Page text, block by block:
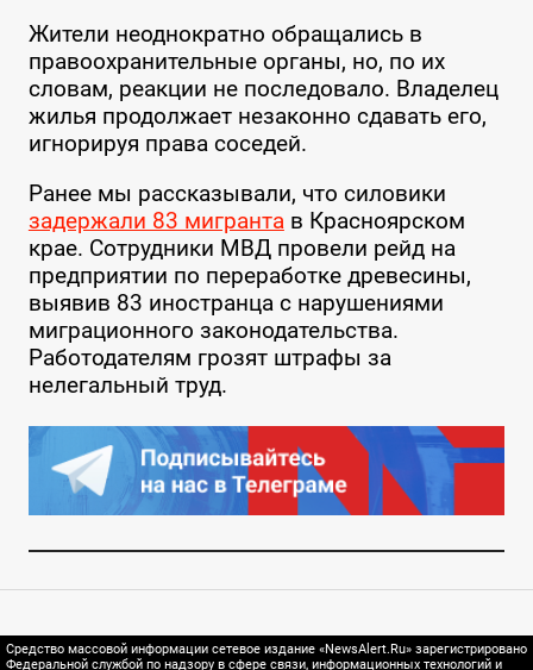
Жители неоднократно обращались в
правоохранительные органы, но, по их
словам, реакции не последовало. Владелец
жилья продолжает незаконно сдавать его,
игнорируя права соседей.
Ранее мы рассказывали, что силовики
задержали 83 мигрантав Красноярском
крае. Сотрудники МВД провели рейд на
предприятии по переработке древесины,
выявив 83 иностранца с нарушениями
миграционного законодательства.
Работодателям грозят штрафы за
нелегальный труд.
Средство массовой информации сетевое издание «NewsAlert.Ru» зарегистрировано
Федеральной службой по надзору в сфере связи, информационных технологий и